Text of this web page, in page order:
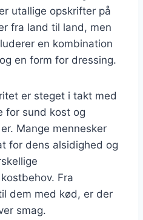
utallige opskrifter på
fra land til land, men
en kombination
en form for dressing.
er steget i takt med
for sund kost og
Mange mennesker
for dens alsidighed og
Fra
dem med kød, er der
smag.